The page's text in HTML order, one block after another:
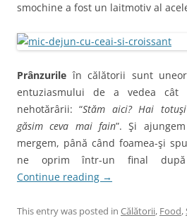
smochine a fost un laitmotiv al
Prânzurile în călătorii sunt
entuziasmului de a vedea
nehotărârii: “Stăm aici? Hai
găsim ceva mai fain”. Şi
mergem, până când foamea-şi
ne oprim într-un final după
Continue reading →
This entry was posted in Călătorii, Food,